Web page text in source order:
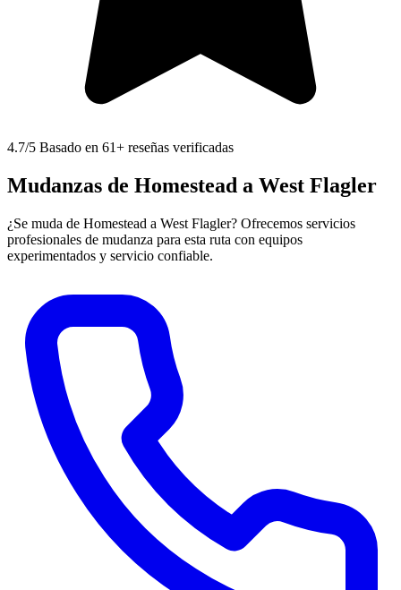
4.7/5 Basado en 61+ reseñas verificadas
Mudanzas de Homestead a West Flagler
¿Se muda de Homestead a West Flagler? Ofrecemos servicios
profesionales de mudanza para esta ruta con equipos
experimentados y servicio confiable.